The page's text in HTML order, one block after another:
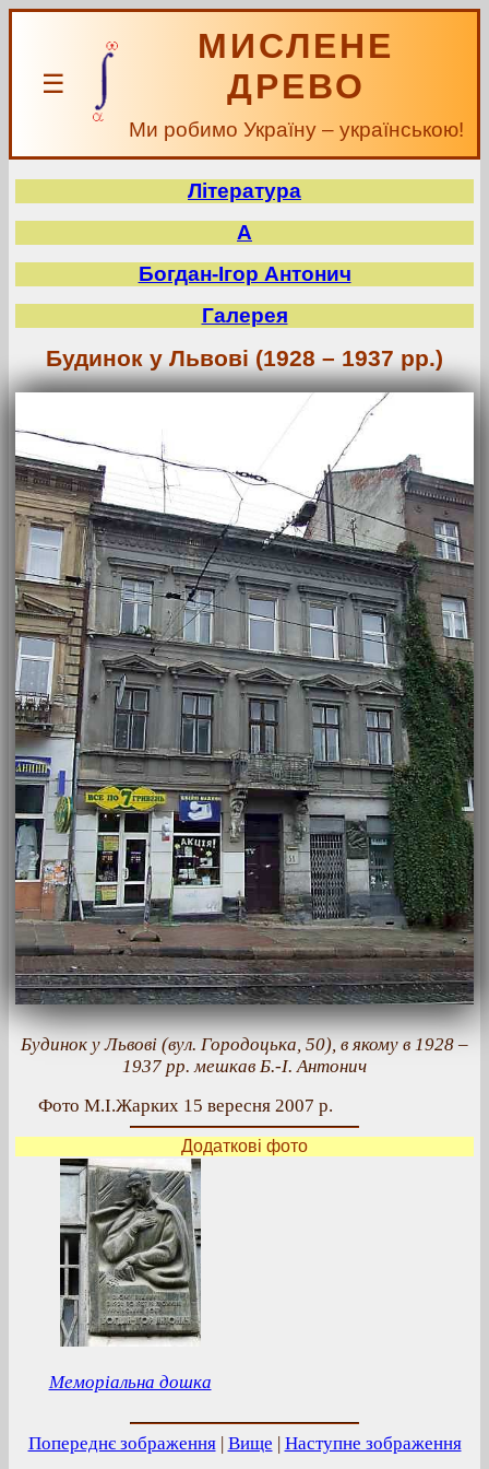
☰
МИСЛЕНЕ
ДРЕВО
Ми робимо Україну – українською!
Література
А
Богдан-Ігор Антонич
Галерея
Будинок у Львові (1928 – 1937 рр.)
Будинок у Львові (вул. Городоцька, 50), в якому в 1928 –
1937 рр. мешкав Б.-І. Антонич
Фото М.І.Жарких 15 вересня 2007 р.
Додаткові фото
Меморіальна дошка
Попереднє зображення| Вище | Наступне зображення